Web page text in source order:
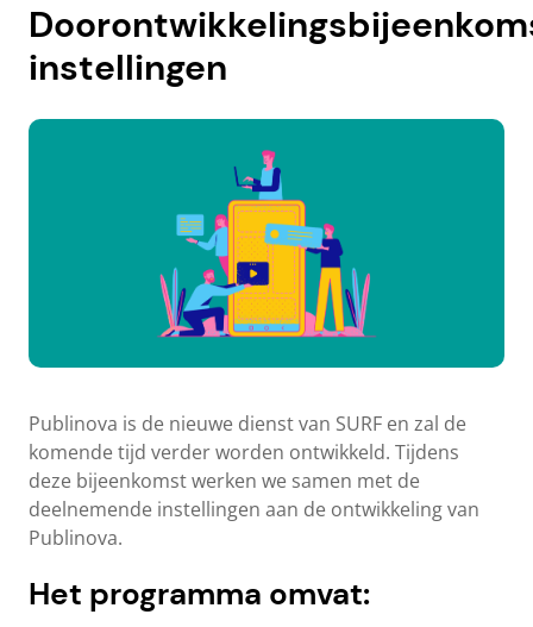
instellingen
Publinova is de nieuwe dienst van SURF en zal de
komende tijd verder worden ontwikkeld. Tijdens
deze bijeenkomst werken we samen met de
deelnemende instellingen aan de ontwikkeling van
Publinova.
Het programma omvat: